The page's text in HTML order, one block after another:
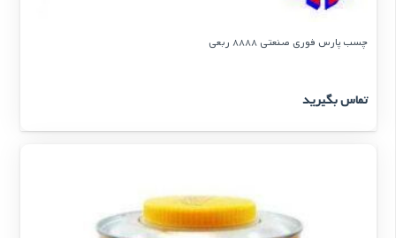
چسب پارس فوری صنعتی 8888 ربعی
تماس بگیرید